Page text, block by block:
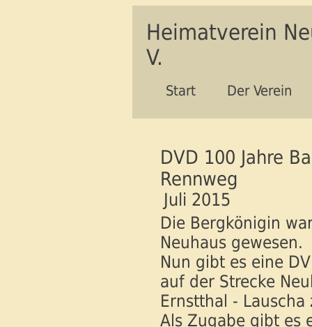
Heimatverein
V.
Start Der Verein
DVD 100 Jahre
Rennweg
Juli 2015
Die Bergkönigin
Neuhaus gewesen.
Nun gibt es eine
auf der Strecke
Ernstthal - Lauscha
Als Zugabe gibt es